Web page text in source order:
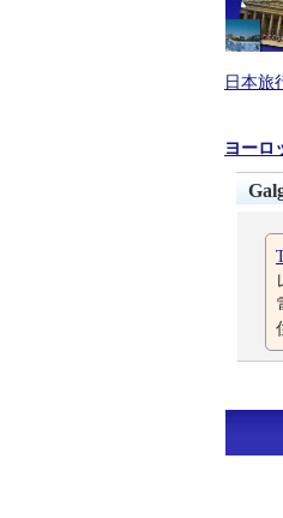
日本旅
ヨーロ